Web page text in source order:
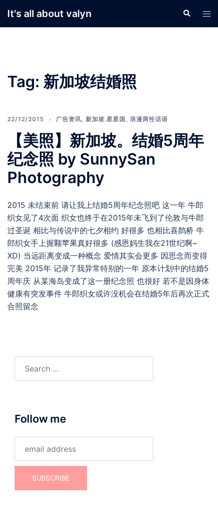
It's all about valyn Search
Tag: 新加坡结婚照
22/12/2015 广告资讯, 新加坡.星星国 , 浪漫两性话语
【美照】新加坡。结婚5周年
纪念照 by SunnySan
Photography
2015 未结束前 请让我上结婚5周年纪念照吧 这一年 牛郎
织女见了4次面 织女也终于在2015年未飞到了伦敦与牛郎
过圣诞 相比与传说中的七夕相约 好很多 也相比喜鹊桥 牛
郎织女手上握颗苹果真好很多 (感恩妈生我在21世纪啊~
XD) 当远距离变成一种概念 爱情其实会更多 因思念而变得
完美 2015年 记录了我异常特别的一年 原本计划中的结婚5
周年庆 从某海岛变成了这一册纪念照 也很好 若不是因身体
健康有突发事件 牛郎织女或许没机会在结婚5年后再次正式
合照留念
Follow me